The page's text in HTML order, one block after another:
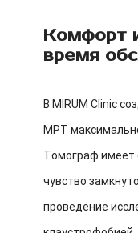
Комфорт
время
В MIRUM Clinic
МРТ
Томограф имеет
чувство
проведение